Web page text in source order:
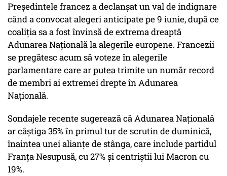
Președintele francez a declanșat un val de indignare
când a convocat alegeri anticipate pe 9 iunie, după ce
coaliția sa a fost învinsă de extrema dreaptă
Adunarea Națională la alegerile europene. Francezii
se pregătesc acum să voteze în alegerile
parlamentare care ar putea trimite un număr record
de membri ai extremei drepte în Adunarea
Națională.
Sondajele recente sugerează că Adunarea Națională
ar câștiga 35% în primul tur de scrutin de duminică,
înaintea unei alianțe de stânga, care include partidul
Franța Nesupusă, cu 27% și centriștii lui Macron cu
19%.